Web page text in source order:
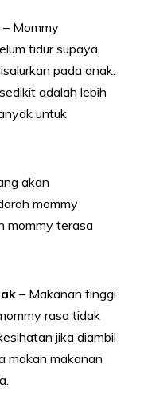
– Mommy
tidur supaya
pada anak.
adalah lebih
untuk
akan
mommy
mommy terasa
– Makanan tinggi
rasa tidak
jika diambil
makan makanan